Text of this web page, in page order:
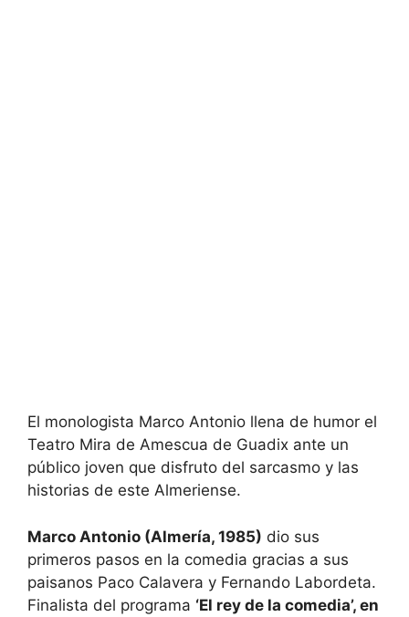
El monologista Marco Antonio llena de humor el
Teatro Mira de Amescua de Guadix ante un
público joven que disfruto del sarcasmo y las
historias de este Almeriense.
Marco Antonio (Almería, 1985) dio sus
primeros pasos en la comedia gracias a sus
paisanos Paco Calavera y Fernando Labordeta.
Finalista del programa ‘El rey de la comedia’, en